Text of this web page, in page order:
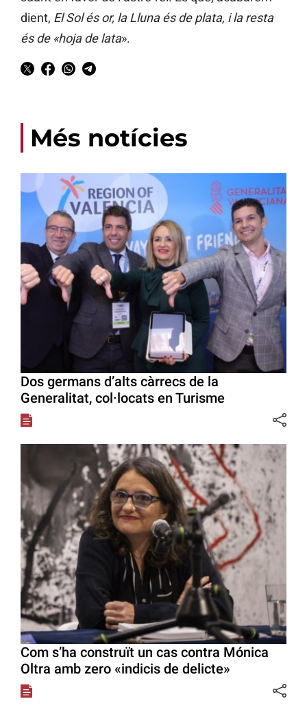
dient, El Sol és or, la Lluna és de plata, i la resta
és de «hoja de lata».
Més notícies
Dos germans d’alts càrrecs de la
Generalitat, col·locats en Turisme
Com s’ha construït un cas contra Mónica
Oltra amb zero «indicis de delicte»